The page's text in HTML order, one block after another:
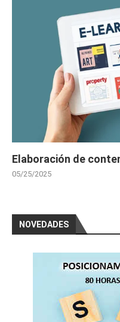
Elaboración de
05/25/2025
NOVEDADES